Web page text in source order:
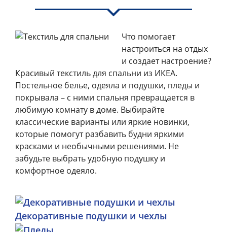
Что помогает
настроиться на отдых
и создает настроение?
Красивый текстиль для спальни из ИКЕА.
Постельное белье, одеяла и подушки, пледы и
покрывала – с ними спальня превращается в
любимую комнату в доме. Выбирайте
классические варианты или яркие новинки,
которые помогут разбавить будни яркими
красками и необычными решениями. Не
забудьте выбрать удобную подушку и
комфортное одеяло.
Декоративные подушки и чехлы